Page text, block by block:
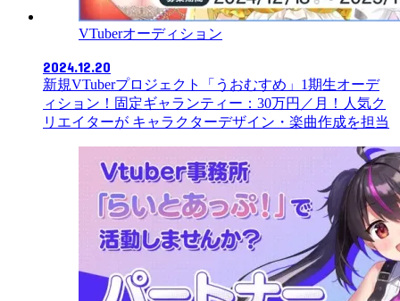
VTuberオーディション
2024.12.20
新規VTuberプロジェクト「うおむすめ」1期生オーデ
ィション！固定ギャランティー：30万円／月！人気ク
リエイターが キャラクターデザイン・楽曲作成を担当